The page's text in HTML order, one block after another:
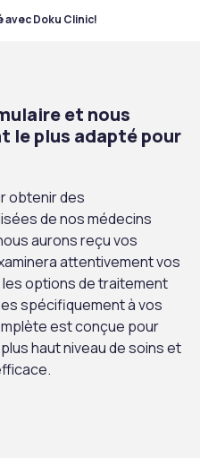
avec Doku Clinic!
et nous
le plus adapté pour
obtenir des
de nos médecins
aurons reçu vos
attentivement vos
options de traitement
spécifiquement à vos
est conçue pour
haut niveau de soins et